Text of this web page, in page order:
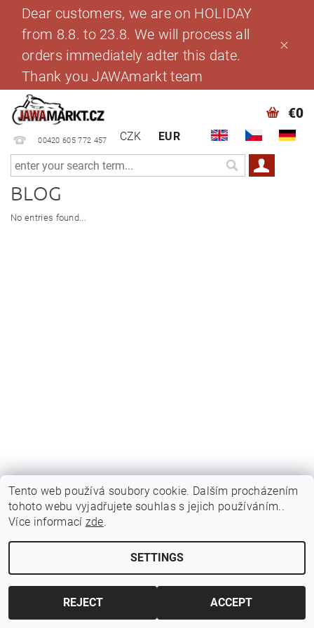
Dear customers, we are on HOLIDAY
from 8.8. to 23.8. We will process all
orders immediately adter this date.
Thank you JAWAmarkt team
00420 605 772 457 CZK EUR
€0
BLOG
No entries found...
Edit cookie settings
Created by Shoptet
Tento web používá soubory cookie. Dalším procházením
tohoto webu vyjadřujete souhlas s jejich používáním..
Více informací zde.
SETTINGS
REJECT ACCEPT